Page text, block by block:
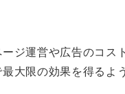
ジ運営や広告のコス
大限の効果を得るよ